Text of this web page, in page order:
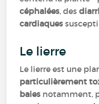
céphalées, des
cardiaques
Le lierre
Le lierre est une
particulièrement
baies notamment,